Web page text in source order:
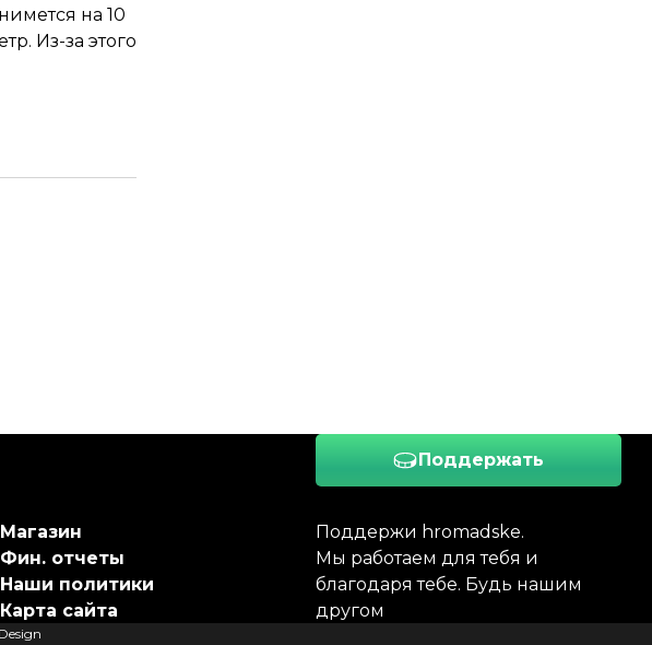
на 10
Из-за этого
Поддержать
Поддержи hromadske.
Мы работаем для тебя и
благодаря тебе. Будь нашим
другом
Магазин
Фин. отчеты
Наши политики
Карта сайта
Design